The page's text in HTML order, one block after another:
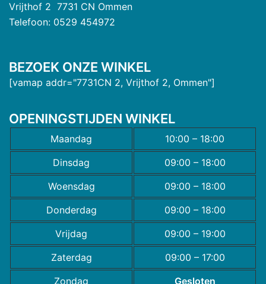
Vrijthof 2 7731 CN Ommen
Telefoon: 0529 454972
BEZOEK ONZE WINKEL
[vamap addr="7731CN 2, Vrijthof 2, Ommen"]
OPENINGSTIJDEN WINKEL
Maandag
10:00 – 18:00
Dinsdag
09:00 – 18:00
Woensdag
09:00 – 18:00
Donderdag
09:00 – 18:00
Vrijdag
09:00 – 19:00
Zaterdag
09:00 – 17:00
Zondag
Gesloten